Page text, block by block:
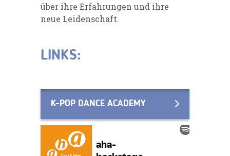
über ihre Erfahrungen und ihre
neue Leidenschaft.
LINKS:
K-POP DANCE ACADEMY